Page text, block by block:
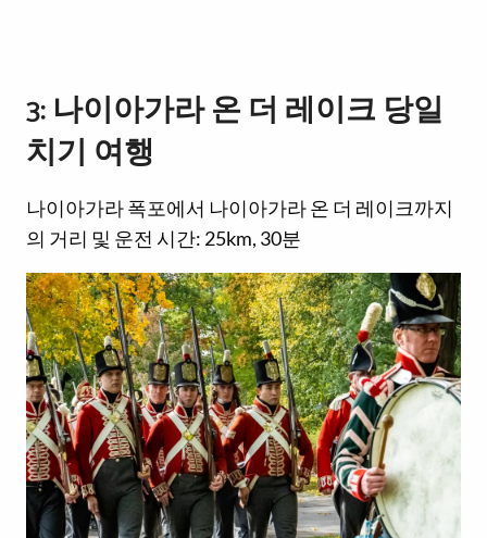
3: 나이아가라 온 더 레이크 당일
치기 여행
나이아가라 폭포에서 나이아가라 온 더 레이크까지
의 거리 및 운전 시간: 25km, 30분